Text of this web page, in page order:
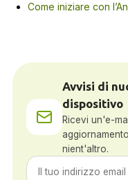
Come iniziare con
Avvisi di
dispositivo
Ricevi un'e-
nient'altro.